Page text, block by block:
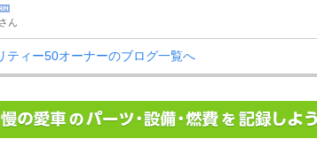
ん
ティー50オーナーのブログ一覧へ